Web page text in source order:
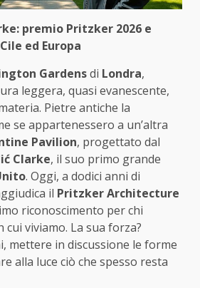
premio Pritzker 2026 e
ed Europa
Gardensdi Londra,
leggera, quasi evanescente,
Pietre antiche la
se appartenessero a un’altra
Pavilion, progettato dal
Clarke, il suo primo grande
. Oggi, a dodici anni di
il Pritzker Architecture
riconoscimento per chi
cui viviamo. La sua forza?
mettere in discussione le forme
alla luce ciò che spesso resta